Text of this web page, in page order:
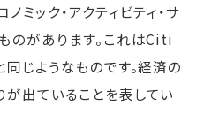
ミック・アクティビティ・サ
のがあります。これはCiti
同じようなものです。経済の
出ていることを表してい